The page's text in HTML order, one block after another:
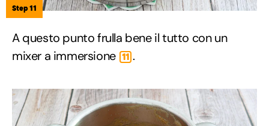
Step 11
A questo punto frulla bene il tutto con un
mixer a immersione 11 .